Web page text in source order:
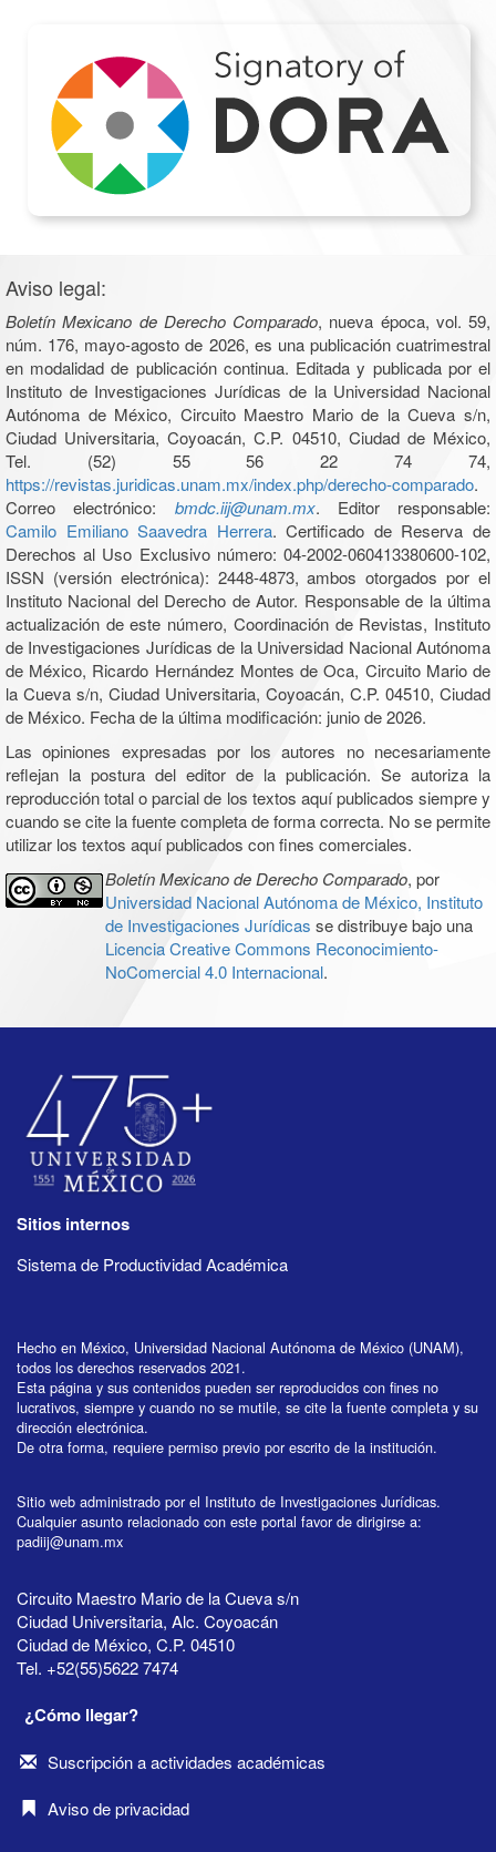
Aviso legal:
Boletín Mexicano de Derecho Comparado, nueva época, vol. 59,
núm. 176, mayo-agosto de 2026, es una publicación cuatrimestral
en modalidad de publicación continua. Editada y publicada por el
Instituto de Investigaciones Jurídicas de la Universidad Nacional
Autónoma de México, Circuito Maestro Mario de la Cueva s/n,
Ciudad Universitaria, Coyoacán, C.P. 04510, Ciudad de México,
Tel. (52) 55 56 22 74 74,
https://revistas.juridicas.unam.mx/index.php/derecho-comparado.
Correo electrónico: bmdc.iij@unam.mx. Editor responsable:
Camilo Emiliano Saavedra Herrera. Certificado de Reserva de
Derechos al Uso Exclusivo número: 04-2002-060413380600-102,
ISSN (versión electrónica): 2448-4873, ambos otorgados por el
Instituto Nacional del Derecho de Autor. Responsable de la última
actualización de este número, Coordinación de Revistas, Instituto
de Investigaciones Jurídicas de la Universidad Nacional Autónoma
de México, Ricardo Hernández Montes de Oca, Circuito Mario de
la Cueva s/n, Ciudad Universitaria, Coyoacán, C.P. 04510, Ciudad
de México. Fecha de la última modificación: junio de 2026.
Las opiniones expresadas por los autores no necesariamente
reflejan la postura del editor de la publicación. Se autoriza la
reproducción total o parcial de los textos aquí publicados siempre y
cuando se cite la fuente completa de forma correcta. No se permite
utilizar los textos aquí publicados con fines comerciales.
Boletín Mexicano de Derecho Comparado, por
Universidad Nacional Autónoma de México, Instituto
de Investigaciones Jurídicas se distribuye bajo una
Licencia Creative Commons Reconocimiento-
NoComercial 4.0 Internacional.
Sitios internos
Sistema de Productividad Académica
Hecho en México, Universidad Nacional Autónoma de México (UNAM),
todos los derechos reservados 2021.
Esta página y sus contenidos pueden ser reproducidos con fines no
lucrativos, siempre y cuando no se mutile, se cite la fuente completa y su
dirección electrónica.
De otra forma, requiere permiso previo por escrito de la institución.
Sitio web administrado por el Instituto de Investigaciones Jurídicas.
Cualquier asunto relacionado con este portal favor de dirigirse a:
padiij@unam.mx
Circuito Maestro Mario de la Cueva s/n
Ciudad Universitaria, Alc. Coyoacán
Ciudad de México, C.P. 04510
Tel. +52(55)5622 7474
¿Cómo llegar?
Suscripción a actividades académicas
Aviso de privacidad